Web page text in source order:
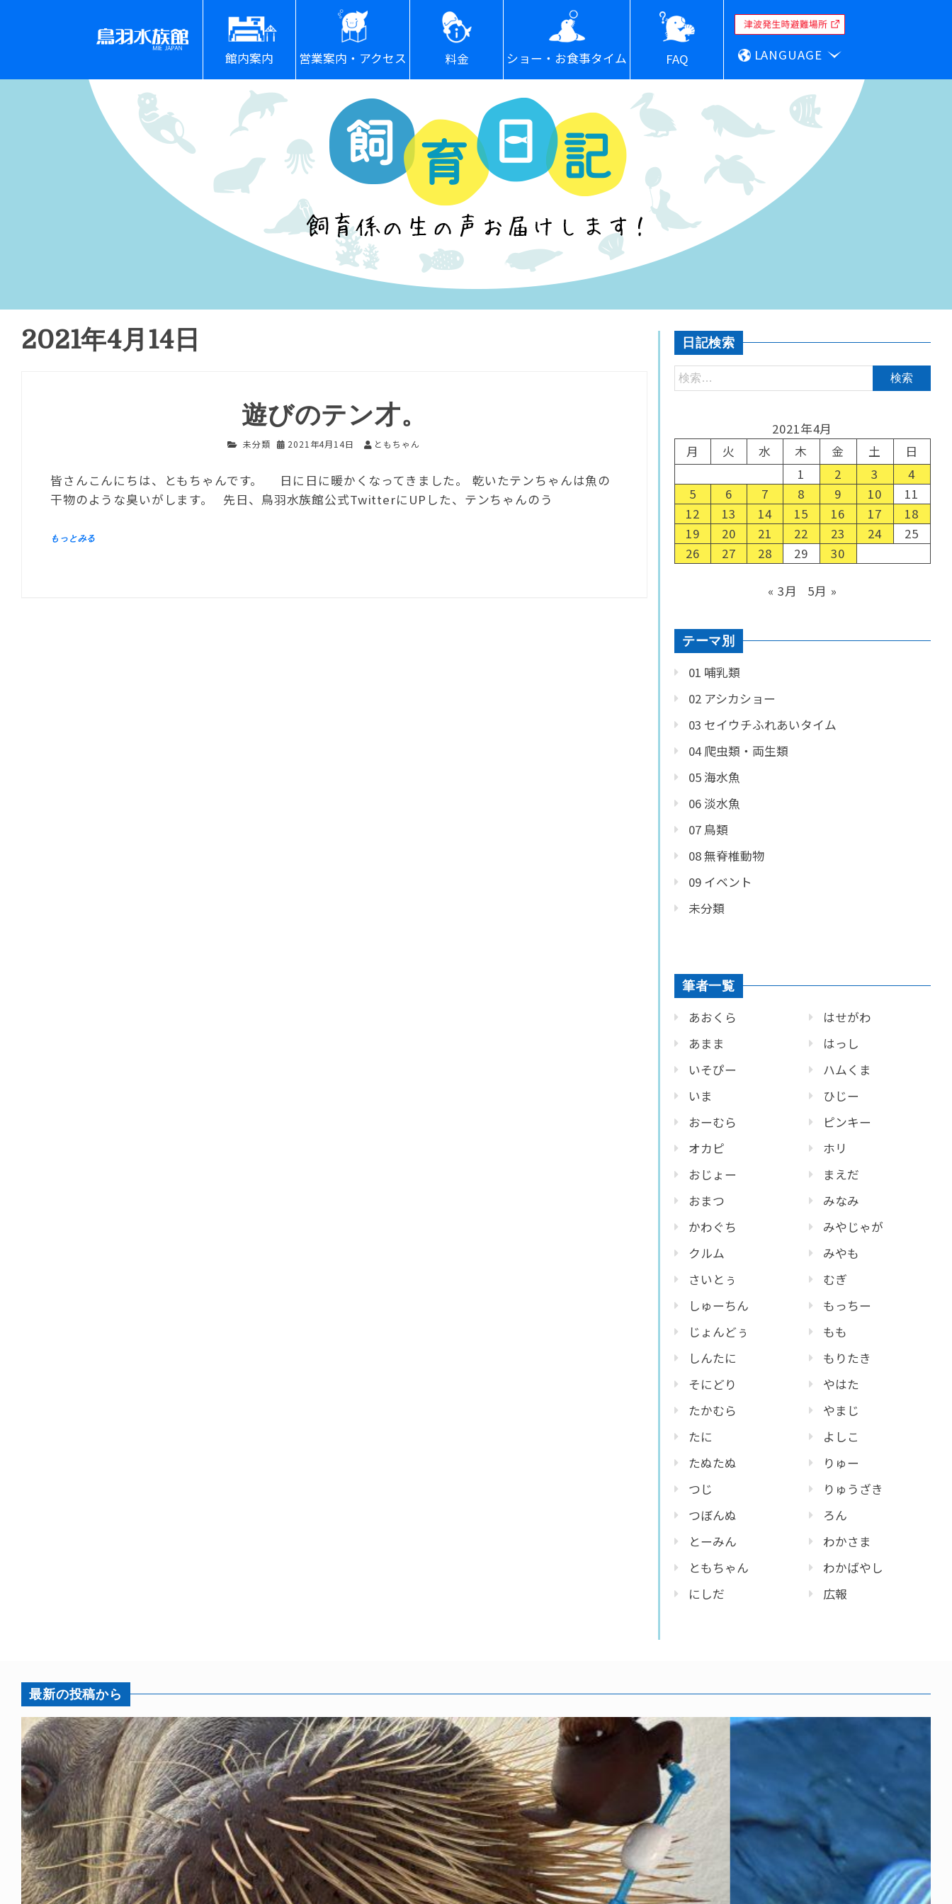
館内案内 営業案内・アクセス 料金 ショー・お食事タイム FAQ LANGUAGE
2021年4月14日
遊びのテン才。
未分類 2021年4月14日 ともちゃん
皆さんこんにちは、ともちゃんです。 日に日に暖かくなってきました。 乾いたテンちゃんは魚の
干物のような臭いがします。 先日、鳥羽水族館公式TwitterにUPした、テンちゃんのう
日記検索
2021年4月
月
火 水 木 金 土
日
1
2 3
4
5
6 7 8 9 10
11
12
13 14 15 16 17
18
19
20 21 22 23 24
25
26
27 28 29 30
« 3月 5月 »
テーマ別
01 哺乳類
02 アシカショー
03 セイウチふれあいタイム
04 爬虫類・両生類
05 海水魚
06 淡水魚
07 鳥類
08 無脊椎動物
09 イベント
未分類
筆者一覧
あおくら
あまま
いそぴー
いま
おーむら
オカピ
おじょー
おまつ
かわぐち
クルム
さいとぅ
しゅーちん
じょんどぅ
しんたに
そにどり
たかむら
たに
たぬたぬ
つじ
つぼんぬ
とーみん
ともちゃん
にしだ
はせがわ
はっし
ハムくま
ひじー
ピンキー
ホリ
まえだ
みなみ
みやじゃが
みやも
むぎ
もっちー
もも
もりたき
やはた
やまじ
よしこ
りゅー
りゅうざき
ろん
わかさま
わかばやし
広報
最新の投稿から